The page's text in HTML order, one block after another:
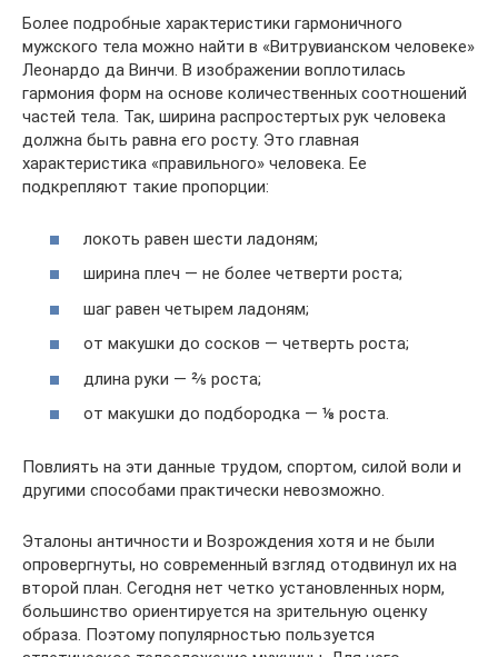
Более подробные характеристики гармоничного
мужского тела можно найти в «Витрувианском человеке»
Леонардо да Винчи. В изображении воплотилась
гармония форм на основе количественных соотношений
частей тела. Так, ширина распростертых рук человека
должна быть равна его росту. Это главная
характеристика «правильного» человека. Ее
подкрепляют такие пропорции:
локоть равен шести ладоням;
ширина плеч — не более четверти роста;
шаг равен четырем ладоням;
от макушки до сосков — четверть роста;
длина руки — ⅖ роста;
от макушки до подбородка — ⅛ роста.
Повлиять на эти данные трудом, спортом, силой воли и
другими способами практически невозможно.
Эталоны античности и Возрождения хотя и не были
опровергнуты, но современный взгляд отодвинул их на
второй план. Сегодня нет четко установленных норм,
большинство ориентируется на зрительную оценку
образа. Поэтому популярностью пользуется